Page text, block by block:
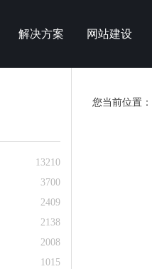
解决方案 网站建设
13210
3700
2409
2138
2008
1015
您当前位置：